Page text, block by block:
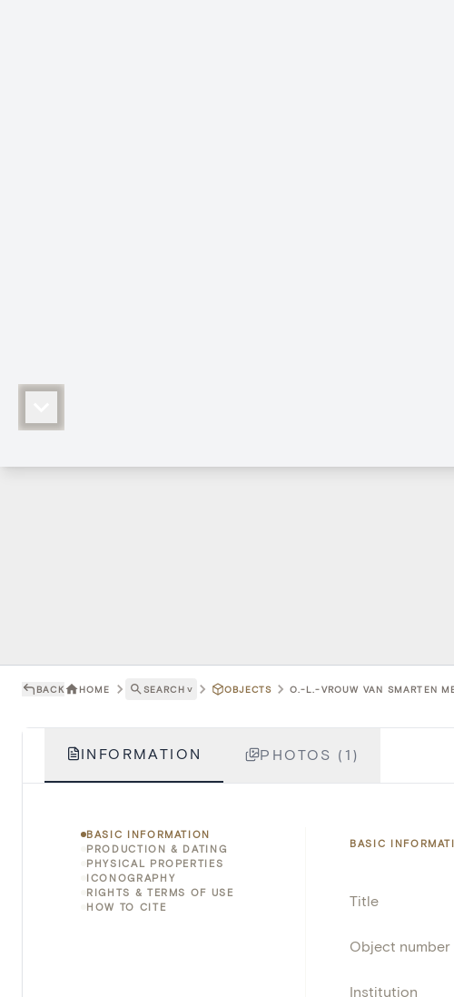
BACK HOME SEARCH ˅ OBJECTS O.-L.-VROUW VAN SMARTEN
INFORMATION PHOTOS (1)
BASIC INFORMATION
PRODUCTION & DATING
PHYSICAL PROPERTIES
ICONOGRAPHY
RIGHTS & TERMS OF USE
HOW TO CITE
BASIC
Title
Object number
Institution